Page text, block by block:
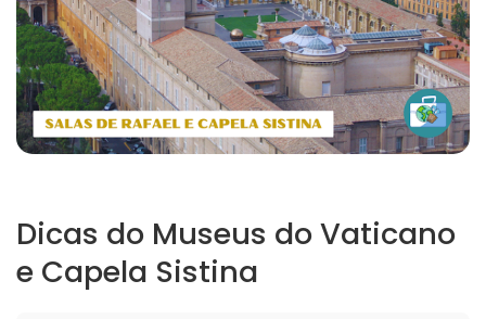
Dicas do Museus do Vaticano
e Capela Sistina